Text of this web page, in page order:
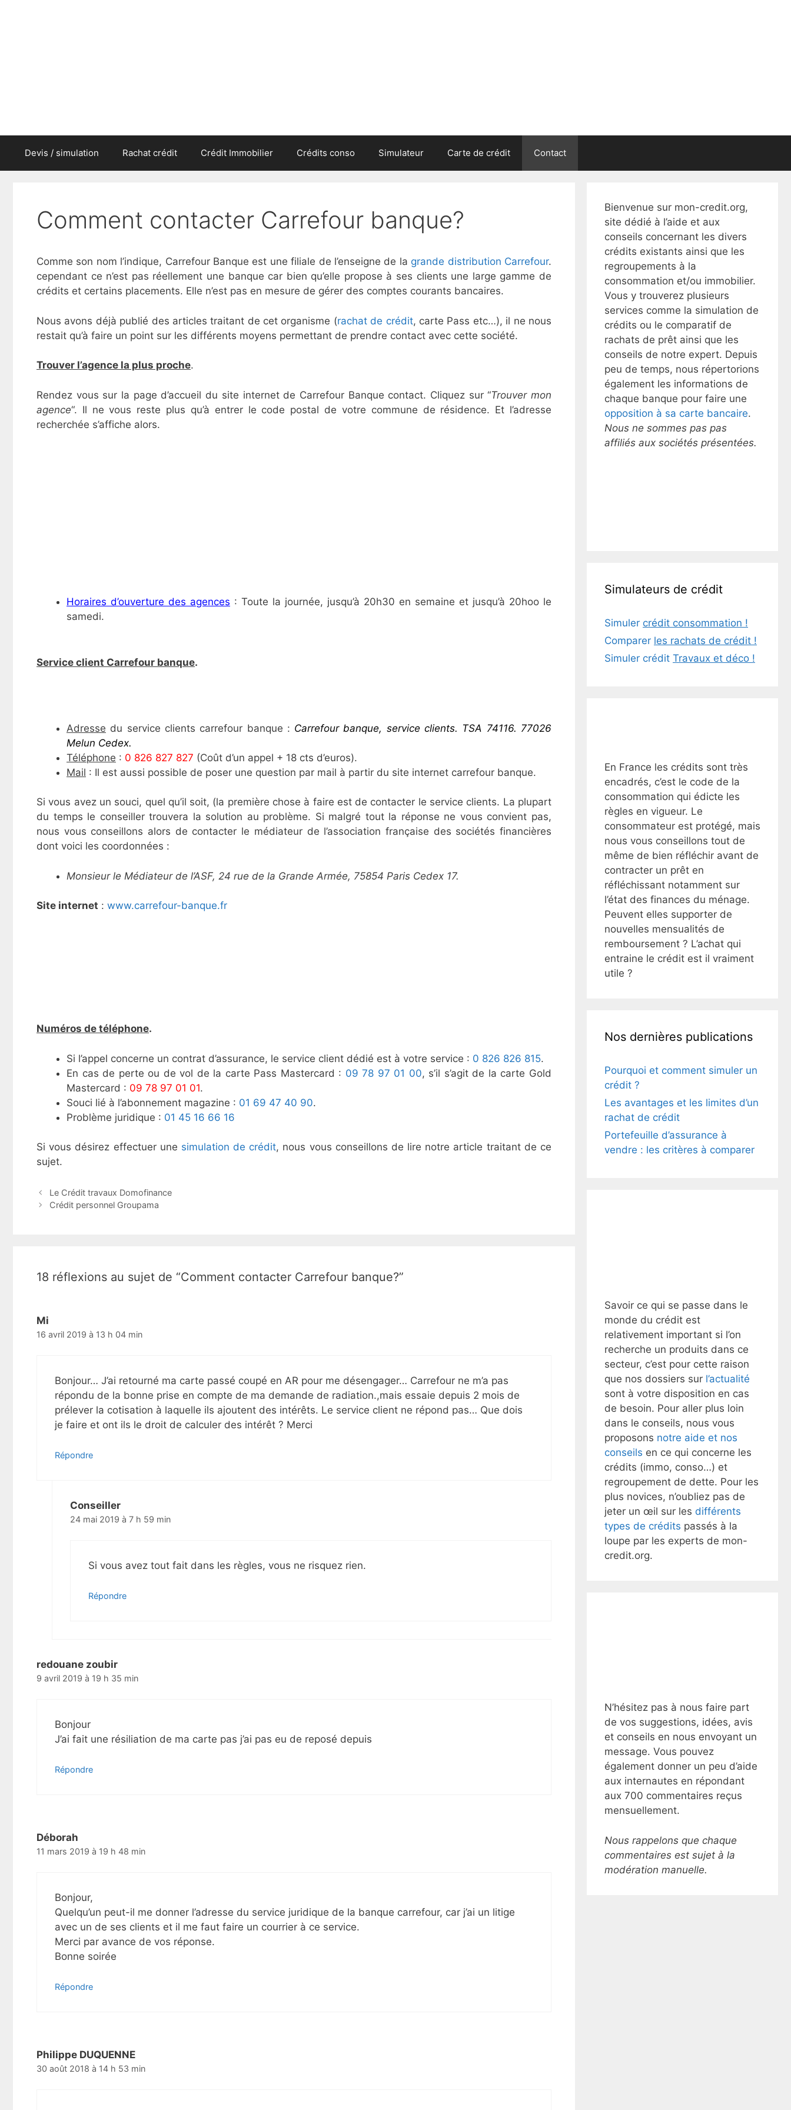
Devis / simulation Rachat crédit Crédit Immobilier Crédits conso Simulateur Carte de crédit Contact
Comment contacter Carrefour banque?
Comme son nom l’indique, Carrefour Banque est une filiale de l’enseigne de la grande distribution Carrefour.
cependant ce n’est pas réellement une banque car bien qu’elle propose à ses clients une large gamme de
crédits et certains placements. Elle n’est pas en mesure de gérer des comptes courants bancaires.
Nous avons déjà publié des articles traitant de cet organisme (rachat de crédit, carte Pass etc…), il ne nous
restait qu’à faire un point sur les différents moyens permettant de prendre contact avec cette société.
Trouver l’agence la plus proche.
Rendez vous sur la page d’accueil du site internet de Carrefour Banque contact. Cliquez sur “Trouver mon
agence“. Il ne vous reste plus qu’à entrer le code postal de votre commune de résidence. Et l’adresse
recherchée s’affiche alors.
Horaires d’ouverture des agences : Toute la journée, jusqu’à 20h30 en semaine et jusqu’à 20hoo le
samedi.
Service client Carrefour banque.
Adresse du service clients carrefour banque : Carrefour banque, service clients. TSA 74116. 77026
Melun Cedex.
Téléphone : 0 826 827 827 (Coût d’un appel + 18 cts d’euros).
Mail : Il est aussi possible de poser une question par mail à partir du site internet carrefour banque.
Si vous avez un souci, quel qu’il soit, (la première chose à faire est de contacter le service clients. La plupart
du temps le conseiller trouvera la solution au problème. Si malgré tout la réponse ne vous convient pas,
nous vous conseillons alors de contacter le médiateur de l’association française des sociétés financières
dont voici les coordonnées :
Monsieur le Médiateur de l’ASF, 24 rue de la Grande Armée, 75854 Paris Cedex 17.
Site internet : www.carrefour-banque.fr
Numéros de téléphone.
Si l’appel concerne un contrat d’assurance, le service client dédié est à votre service : 0 826 826 815.
En cas de perte ou de vol de la carte Pass Mastercard : 09 78 97 01 00, s’il s’agit de la carte Gold
Mastercard : 09 78 97 01 01.
Souci lié à l’abonnement magazine : 01 69 47 40 90.
Problème juridique : 01 45 16 66 16
Si vous désirez effectuer une simulation de crédit, nous vous conseillons de lire notre article traitant de ce
sujet.
N
a
d
s
Le Crédit travaux Domofinance
Crédit personnel Groupama
18 réflexions au sujet de “Comment contacter Carrefour banque?”
Mi
16 avril 2019 à 13 h 04 min
Bonjour… J’ai retourné ma carte passé coupé en AR pour me désengager… Carrefour ne m’a pas
répondu de la bonne prise en compte de ma demande de radiation.,mais essaie depuis 2 mois de
prélever la cotisation à laquelle ils ajoutent des intérêts. Le service client ne répond pas… Que dois
je faire et ont ils le droit de calculer des intérêt ? Merci
Répondre
Conseiller
24 mai 2019 à 7 h 59 min
Si vous avez tout fait dans les règles, vous ne risquez rien.
Répondre
redouane zoubir
9 avril 2019 à 19 h 35 min
Bonjour
J’ai fait une résiliation de ma carte pas j’ai pas eu de reposé depuis
Répondre
Déborah
11 mars 2019 à 19 h 48 min
Bonjour,
Quelqu’un peut-il me donner l’adresse du service juridique de la banque carrefour, car j’ai un litige
avec un de ses clients et il me faut faire un courrier à ce service.
Merci par avance de vos réponse.
Bonne soirée
Répondre
Philippe DUQUENNE
30 août 2018 à 14 h 53 min
Bienvenue sur mon-credit.org,
site dédié à l’aide et aux
conseils concernant les divers
crédits existants ainsi que les
regroupements à la
consommation et/ou immobilier.
Vous y trouverez plusieurs
services comme la simulation de
crédits ou le comparatif de
rachats de prêt ainsi que les
conseils de notre expert. Depuis
peu de temps, nous répertorions
également les informations de
chaque banque pour faire une
opposition à sa carte bancaire.
Nous ne sommes pas pas
affiliés aux sociétés présentées.
Simulateurs de crédit
Simuler crédit consommation !
Comparer les rachats de crédit !
Simuler crédit Travaux et déco !
En France les crédits sont très
encadrés, c’est le code de la
consommation qui édicte les
règles en vigueur. Le
consommateur est protégé, mais
nous vous conseillons tout de
même de bien réfléchir avant de
contracter un prêt en
réfléchissant notamment sur
l’état des finances du ménage.
Peuvent elles supporter de
nouvelles mensualités de
remboursement ? L’achat qui
entraine le crédit est il vraiment
utile ?
Nos dernières publications
Pourquoi et comment simuler un
crédit ?
Les avantages et les limites d’un
rachat de crédit
Portefeuille d’assurance à
vendre : les critères à comparer
Savoir ce qui se passe dans le
monde du crédit est
relativement important si l’on
recherche un produits dans ce
secteur, c’est pour cette raison
que nos dossiers sur l’actualité
sont à votre disposition en cas
de besoin. Pour aller plus loin
dans le conseils, nous vous
proposons notre aide et nos
conseils en ce qui concerne les
crédits (immo, conso…) et
regroupement de dette. Pour les
plus novices, n’oubliez pas de
jeter un œil sur les différents
types de crédits passés à la
loupe par les experts de mon-
credit.org.
N’hésitez pas à nous faire part
de vos suggestions, idées, avis
et conseils en nous envoyant un
message. Vous pouvez
également donner un peu d’aide
aux internautes en répondant
aux 700 commentaires reçus
mensuellement.
Nous rappelons que chaque
commentaires est sujet à la
modération manuelle.